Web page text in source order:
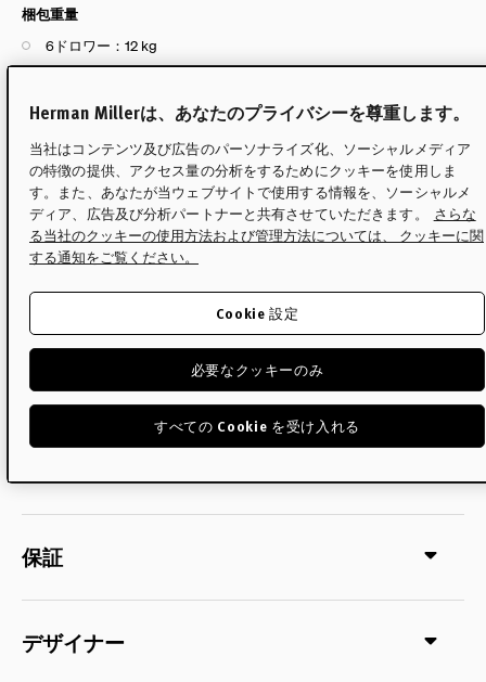
梱包重量
6ドロワー：12 kg
kg（ベース）4 kg
9ドロワー：13 kg
9ドロワー ペデスタルベー
ス付：（チェスト）13
kg（ベース）4 kg
サイズ
配送について
保証
デザイナー
Herman Millerは、あなたのプライバシーを尊重します。
当社はコンテンツ及び広告のパーソナライズ化、ソーシャルメディア
の特徴の提供、アクセス量の分析をするためにクッキーを使用しま
す。また、あなたが当ウェブサイトで使用する情報を、ソーシャルメ
ディア、広告及び分析パートナーと共有させていただきます。
さらな
る当社のクッキーの使用方法および管理方法については、 クッキーに関
する通知をご覧ください。
必要なクッキーのみ
すべての Cookie を受け入れる
Cookie 設定